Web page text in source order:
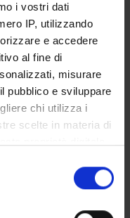
i vostri dati
IP, utilizzando
e accedere
al fine di
misurare
pubblico e sviluppare
chi utilizza i
scelte in materia di
in qualsiasi
o facendo clic
deve aver maturato
nel settore della
e deve essere
le malattie
al loro
loro prevenzione;
nella
delle malattie
di questi obiettivi lo